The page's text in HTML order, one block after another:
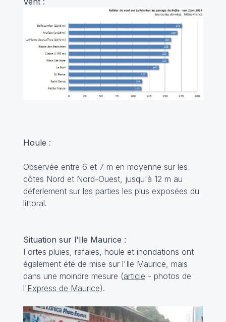
Houle :
Observée entre 6 et 7 m en moyenne sur les
côtes Nord et Nord-Ouest, jusqu'à 12 m au
déferlement sur les parties les plus exposées du
littoral.
Situation sur l'Ile Maurice :
Fortes pluies, rafales, houle et inondations ont
également été de mise sur l'Ile Maurice, mais
dans une moindre mesure (article - photos de
l'Express de Maurice).